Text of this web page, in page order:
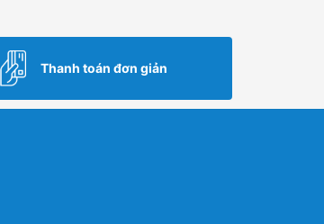
Thanh toán đơn giản